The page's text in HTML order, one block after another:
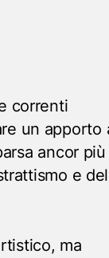
correnti
un apporto
ancor più
e del
ma